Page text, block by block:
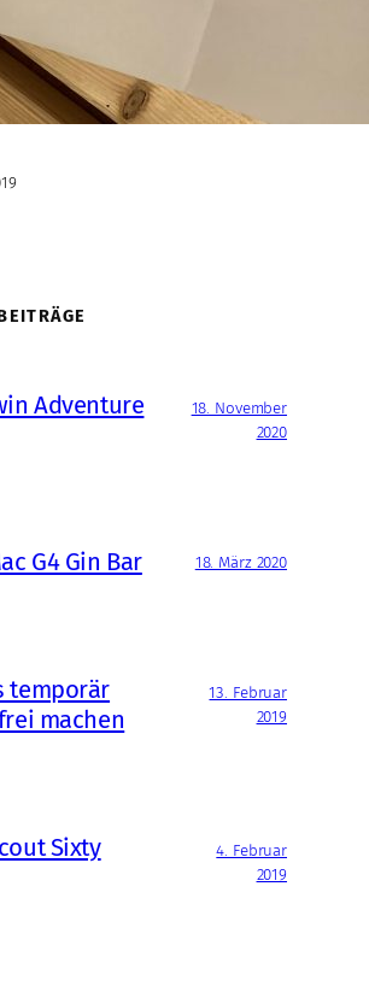
Adventure
18. November
2020
G4 Gin Bar 18. März 2020
temporär
machen
13. Februar
2019
Sixty
4. Februar
2019